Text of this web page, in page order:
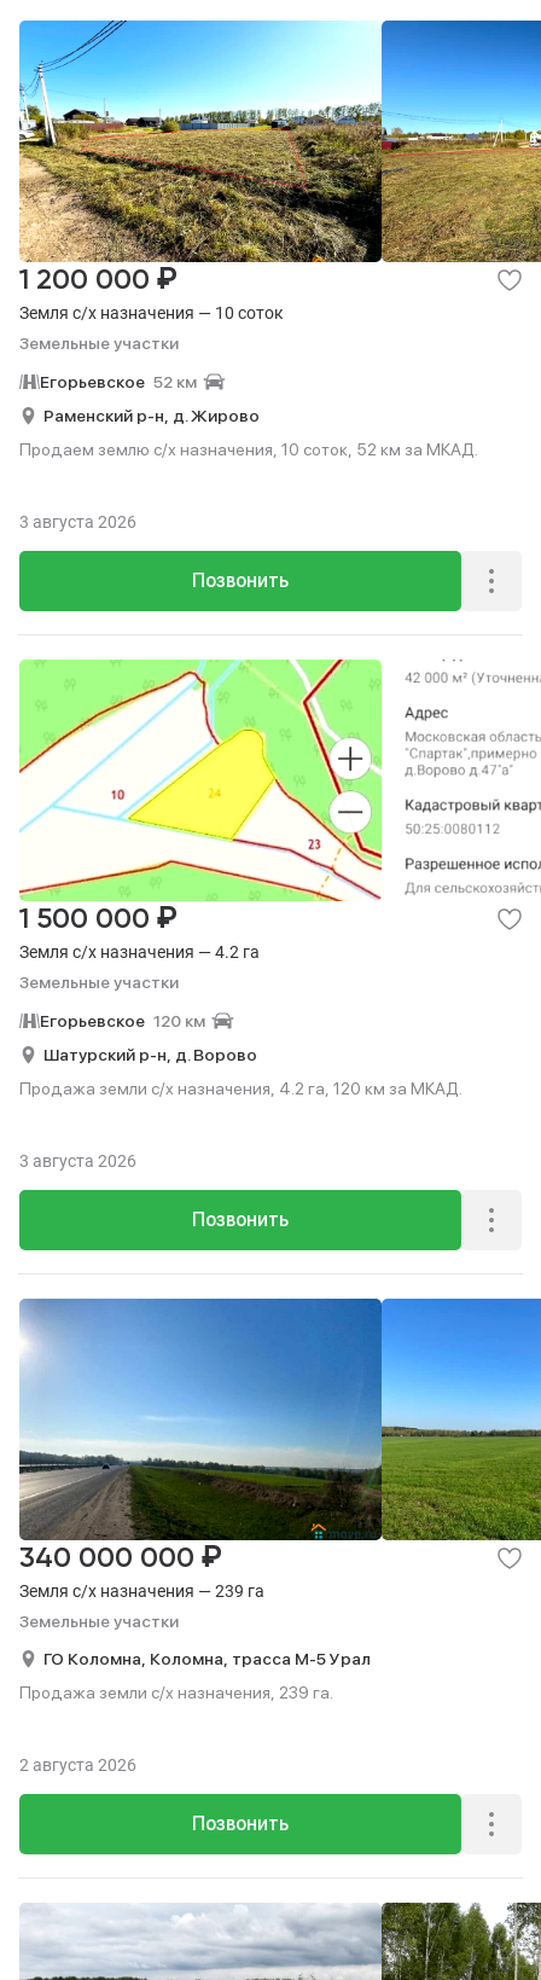
Земля с/х назначения — 10 соток
Земельные участки
1 200 000 ₽
Егорьевское 52 км
Раменский р-н, д. Жирово
Продаем землю с/х назначения, 10 соток, 52 км за МКАД.
Позвонить
3 августа 2026
Земля с/х назначения — 4.2 га
Земельные участки
1 500 000 ₽
Егорьевское 120 км
Шатурский р-н, д. Ворово
Продажа земли с/х назначения, 4.2 га, 120 км за МКАД.
Позвонить
3 августа 2026
Земля с/х назначения — 239 га
Земельные участки
340 000 000 ₽
ГО Коломна, Коломна, трасса М-5 Урал
Продажа земли с/х назначения, 239 га.
Позвонить
2 августа 2026